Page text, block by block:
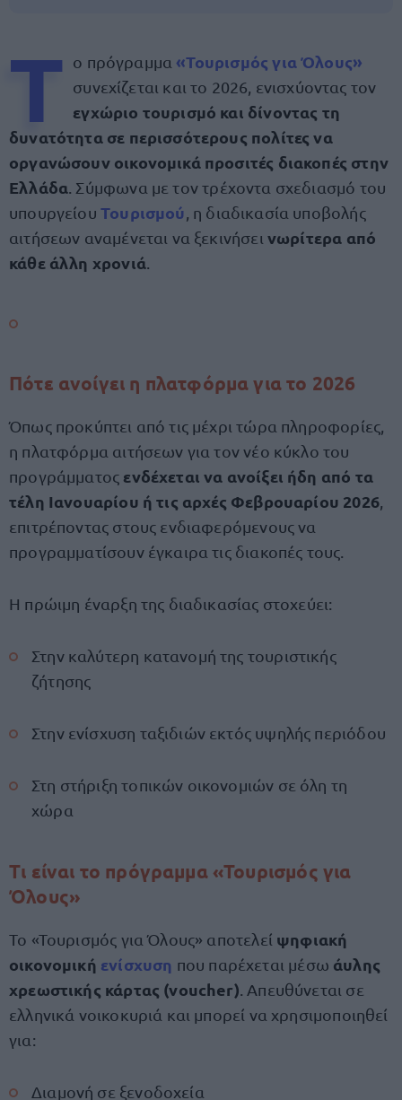
Τ ο πρόγραμμα«Τουρισμός για Όλους»
συνεχίζεται και το 2026, ενισχύοντας τον
εγχώριο τουρισμό και δίνοντας τη
δυνατότητα σε περισσότερους πολίτες να
οργανώσουν οικονομικά προσιτές διακοπές στην
Ελλάδα . Σύμφωνα με τον τρέχοντα σχεδιασμό του
υπουργείου Τουρισμού , η διαδικασία υποβολής
αιτήσεων αναμένεται να ξεκινήσει νωρίτερα από
κάθε άλλη χρονιά
Πότε ανοίγει η πλατφόρμα για το 2026
Όπως προκύπτει από τις μέχρι τώρα πληροφορίες,
η πλατφόρμα αιτήσεων για τον νέο κύκλο του
προγράμματος ενδέχεται να ανοίξει ήδη από τα
τέλη Ιανουαρίου ή τις αρχές Φεβρουαρίου 2026,
επιτρέποντας στους ενδιαφερόμενους να
προγραμματίσουν έγκαιρα τις διακοπές τους.
Η πρώιμη έναρξη της διαδικασίας στοχεύει:
Στην καλύτερη κατανομή της τουριστικής
ζήτησης
Στην ενίσχυση ταξιδιών εκτός υψηλής περιόδου
Στη στήριξη τοπικών οικονομιών σε όλη τη
χώρα
Τι είναι το πρόγραμμα «Τουρισμός για
Όλους»
Το «Τουρισμός για Όλους» αποτελεί ψηφιακή
οικονομική ενίσχυση που παρέχεται μέσω άυλης
χρεωστικής κάρτας (voucher) . Απευθύνεται σε
ελληνικά νοικοκυριά και μπορεί να χρησιμοποιηθεί
για:
Διαμονή σε ξενοδοχεία